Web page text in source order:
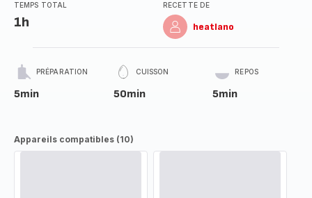
TEMPS TOTAL
1h
RECETTE DE
heatlano
PRÉPARATION
5min
CUISSON
50min
REPOS
5min
Appareils compatibles (10)